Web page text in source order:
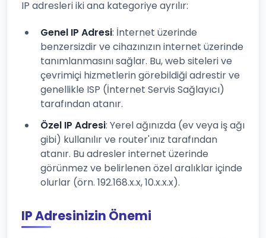
IP adresleri iki ana kategoriye ayrılır:
Genel IP Adresi: İnternet üzerinde
benzersizdir ve cihazınızın internet üzerinde
tanımlanmasını sağlar. Bu, web siteleri ve
çevrimiçi hizmetlerin görebildiği adrestir ve
genellikle ISP (İnternet Servis Sağlayıcı)
tarafından atanır.
Özel IP Adresi: Yerel ağınızda (ev veya iş ağı
gibi) kullanılır ve router'ınız tarafından
atanır. Bu adresler internet üzerinde
görünmez ve belirlenen özel aralıklar içinde
olurlar (örn. 192.168.x.x, 10.x.x.x).
IP Adresinizin Önemi